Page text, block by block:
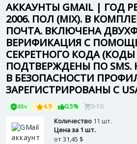
АККАУНТЫ GMAIL | ГОД
2006. ПОЛ (MIX). В
ПОЧТА. ВКЛЮЧЕНА
ВЕРИФИКАЦИЯ С
СЕКРЕТНОГО КОДА
ПОДТВЕРЖДЕНЫ ПО SMS.
В БЕЗОПАСНОСТИ
ЗАРЕГИСТРИРОВАНЫ С
48ч 4.9 0.5% 0-10
Количество 11 шт.
Цена за 1 шт.
от31,45 $